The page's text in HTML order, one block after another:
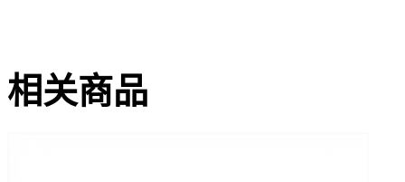
相关商品